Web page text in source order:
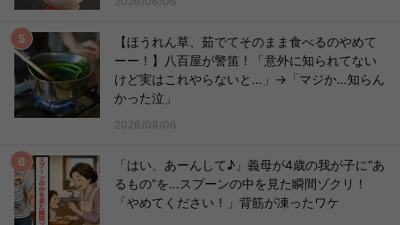
【ほうれん草、茹でてそのまま食べるのやめて
ーー！】八百屋が警笛！「意外に知られてない
けど実はこれやらないと…」→「マジか…知らん
かった泣」
2026/08/06
「はい、あーんして♪」義母が4歳の我が子に“あ
るもの”を…スプーンの中を見た瞬間ゾクリ！
「やめてください！」背筋が凍ったワケ